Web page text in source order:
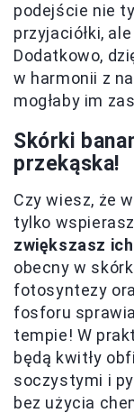
podejście nie
przyjaciółki,
Dodatkowo,
w harmonii z
mogłaby im
Skórki
przekąska!
Czy wiesz, że
tylko
zwiększasz
obecny w
fotosyntezy
fosforu
tempie! W
będą kwitły
soczystymi i
bez użycia